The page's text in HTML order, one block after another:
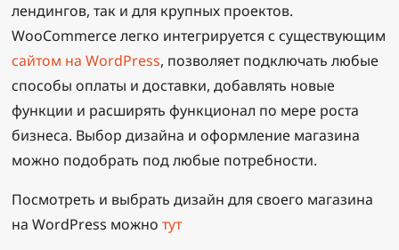
лендингов, так и для крупных проектов.
WooCommerce легко интегрируется с существующим
сайтом на WordPress, позволяет подключать любые
способы оплаты и доставки, добавлять новые
функции и расширять функционал по мере роста
бизнеса. Выбор дизайна и оформление магазина
можно подобрать под любые потребности.
Посмотреть и выбрать дизайн для своего магазина
на WordPress можнотут